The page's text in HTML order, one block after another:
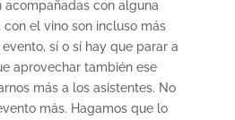
acompañadas con alguna
el vino son incluso más
sí o sí hay que parar a
aprovechar también ese
más a los asistentes. No
más. Hagamos que lo